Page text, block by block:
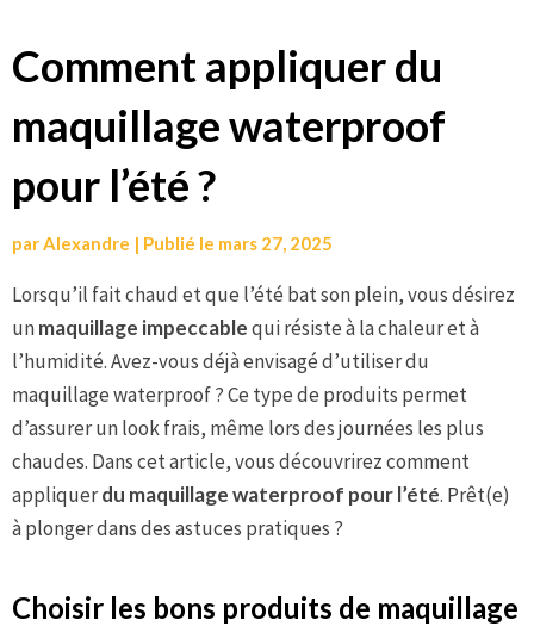
Aller
au
contenu
Comment appliquer du
maquillage waterproof
pour l’été ?
parAlexandre | Publié le mars 27, 2025
Lorsqu’il fait chaud et que l’été bat son plein, vous désirez
unmaquillage impeccablequi résiste à la chaleur et à
l’humidité. Avez-vous déjà envisagé d’utiliser du
maquillage waterproof ? Ce type de produits permet
d’assurer un look frais, même lors des journées les plus
chaudes. Dans cet article, vous découvrirez comment
appliquerdu maquillage waterproof pour l’été. Prêt(e)
à plonger dans des astuces pratiques ?
Choisir les bons produits de maquillage